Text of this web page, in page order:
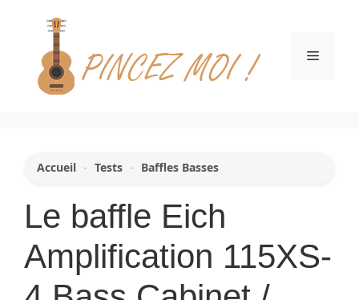
contenu
Menu
Accueil - Tests - Baffles Basses
Le baffle Eich
Amplification 115XS-